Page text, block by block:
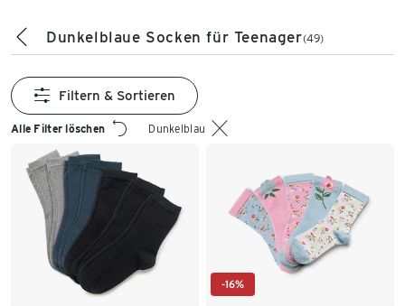
Dunkelblaue Socken für Teenager(49)
Alle Filter löschen Dunkelblau
Filtern & Sortieren
-16%